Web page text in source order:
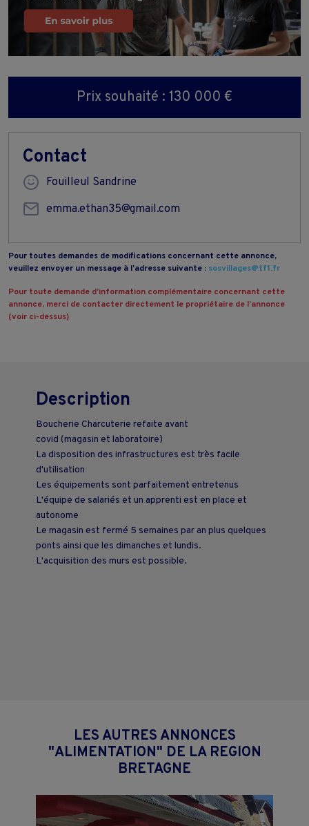
Prix souhaité : 130 000 €
Contact
Fouilleul Sandrine
emma.ethan35@gmail.com
Pour toutes demandes de modifications concernant cette annonce,
veuillez envoyer un message à l’adresse suivante : sosvillages@tf1.fr
Pour toute demande d’information complémentaire concernant cette
annonce, merci de contacter directement le propriétaire de l’annonce
(voir ci-dessus)
Description
Boucherie Charcuterie refaite avant
covid (magasin et laboratoire)
La disposition des infrastructures est très facile
d'utilisation
Les équipements sont parfaitement entretenus
L'équipe de salariés et un apprenti est en place et
autonome
Le magasin est fermé 5 semaines par an plus quelques
ponts ainsi que les dimanches et lundis.
L'acquisition des murs est possible.
LES AUTRES ANNONCES
"ALIMENTATION" DE LA REGION
BRETAGNE